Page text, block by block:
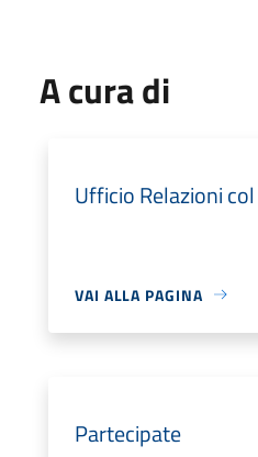
A cura di
Ufficio Relazioni
VAI ALLA PAGINA
Partecipate